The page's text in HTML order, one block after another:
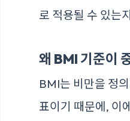
로 적용될 수 있는
왜 BMI 기준이
BMI는 비만을 정
표이기 때문에, 이